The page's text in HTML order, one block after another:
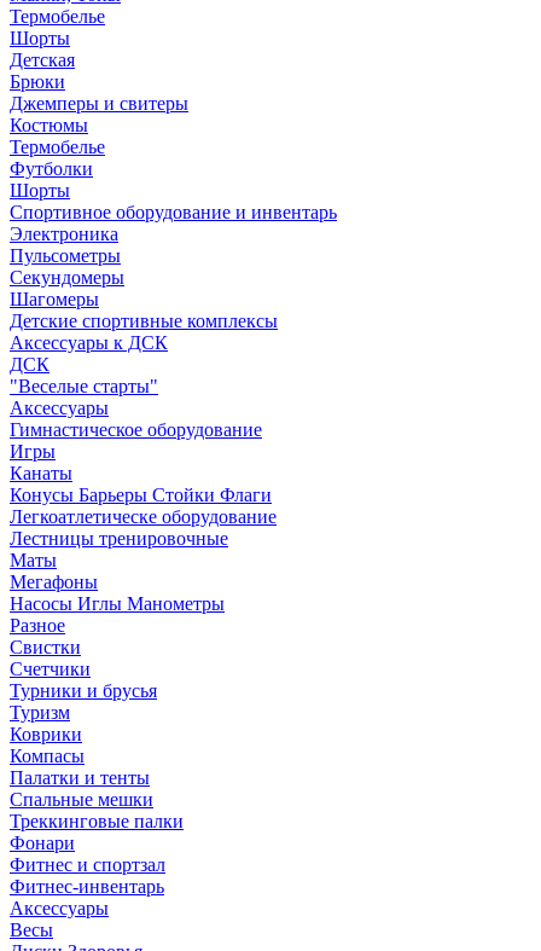
Термобелье
Шорты
Детская
Брюки
Джемперы и свитеры
Костюмы
Термобелье
Футболки
Шорты
Спортивное оборудование и инвентарь
Электроника
Пульсометры
Секундомеры
Шагомеры
Детские спортивные комплексы
Аксессуары к ДСК
ДСК
"Веселые старты"
Аксессуары
Гимнастическое оборудование
Игры
Канаты
Конусы Барьеры Стойки Флаги
Легкоатлетическе оборудование
Лестницы тренировочные
Маты
Мегафоны
Насосы Иглы Манометры
Разное
Свистки
Счетчики
Турники и брусья
Туризм
Коврики
Компасы
Палатки и тенты
Спальные мешки
Треккинговые палки
Фонари
Фитнес и спортзал
Фитнес-инвентарь
Аксессуары
Весы